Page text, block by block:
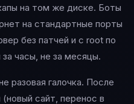
на том же диске. Боты
на стандартные порты
без патчей и с root по
часы, не за месяцы.
разовая галочка. После
сайт, перенос в